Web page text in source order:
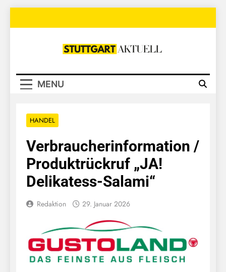
Stuttgart
MENU
HANDEL
Verbraucherinformation /
Produktrückruf „JA!
Delikatess-Salami“
Redaktion 29. Januar 2026